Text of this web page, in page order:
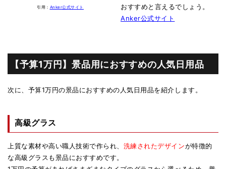
引用： Anker公式サイト
おすすめと言えるでしょう。
Anker公式サイト
【予算1万円】景品用におすすめの人気日用品
次に、予算1万円の景品におすすめの人気日用品を紹介します。
高級グラス
上質な素材や高い職人技術で作られ、 洗練されたデザインが特徴的
な高級グラスも景品におすすめです。